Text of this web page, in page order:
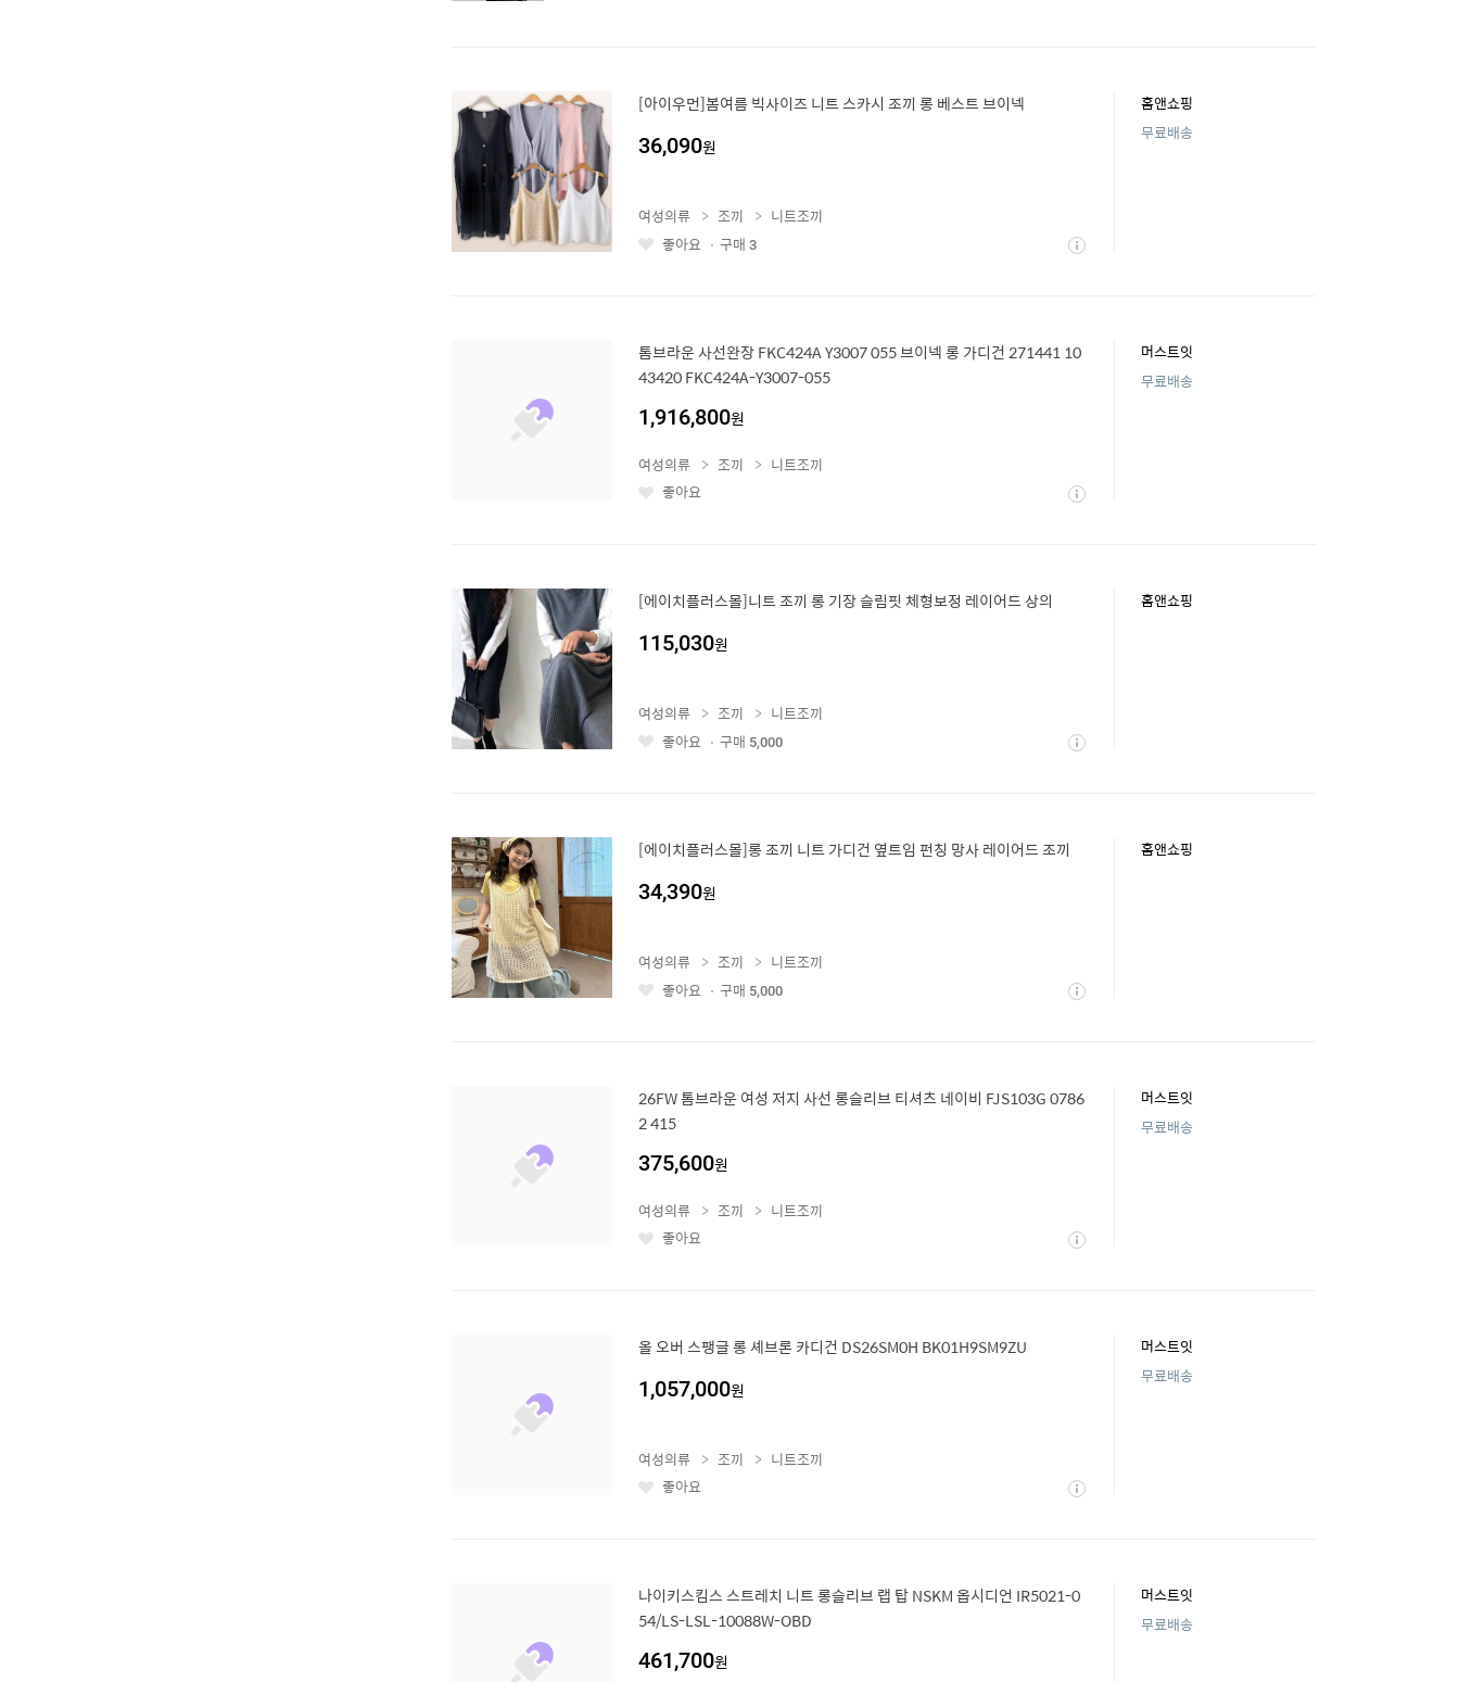
[아이우먼]봄여름 빅사이즈 니트 스카시 조끼 롱 베스트 브이넥
36,090원
홈앤쇼핑
무료배송
좋 상
여성의류 조끼
니트조끼
좋아요
구매 3
톰브라운 사선완장 FKC424A Y3007 055 브이넥 롱 가디건 271441 10
43420 FKC424A-Y3007-055
1,916,800원
머스트잇
무료배송
좋 상
여성의류 조끼
니트조끼
좋아요
[에이치플러스몰]니트 조끼 롱 기장 슬림핏 체형보정 레이어드 상의
115,030원
홈앤쇼핑
좋 상
여성의류 조끼
니트조끼
좋아요
구매 5,000
[에이치플러스몰]롱 조끼 니트 가디건 옆트임 펀칭 망사 레이어드 조끼
34,390원
홈앤쇼핑
좋 상
여성의류 조끼
니트조끼
좋아요
구매 5,000
26FW 톰브라운 여성 저지 사선 롱슬리브 티셔츠 네이비 FJS103G 0786
2 415
375,600원
머스트잇
무료배송
좋 상
여성의류 조끼
니트조끼
좋아요
올 오버 스팽글 롱 셰브론 카디건 DS26SM0H BK01H9SM9ZU
1,057,000원
머스트잇
무료배송
좋 상
여성의류 조끼
니트조끼
좋아요
나이키스킴스 스트레치 니트 롱슬리브 랩 탑 NSKM 옵시디언 IR5021-0
54/LS-LSL-10088W-OBD
461,700원
머스트잇
무료배송